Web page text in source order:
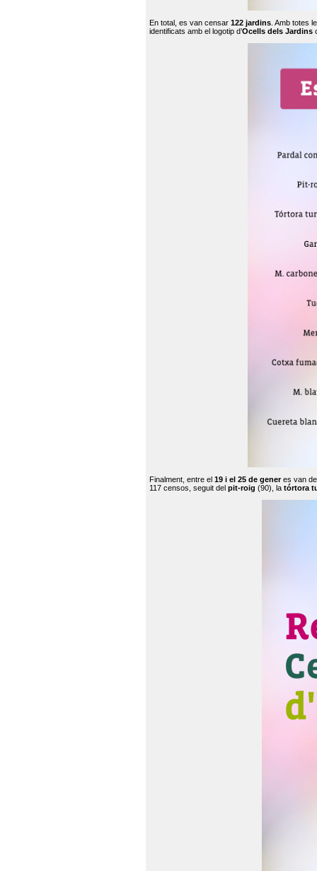
En total, es van censar 122 jardins . Amb totes
identificats amb el logotip d’Ocells dels Jardins
Finalment, entre el 19 i el 25 de generes van
117 censos, seguit del pit-roig (90), la tórtora